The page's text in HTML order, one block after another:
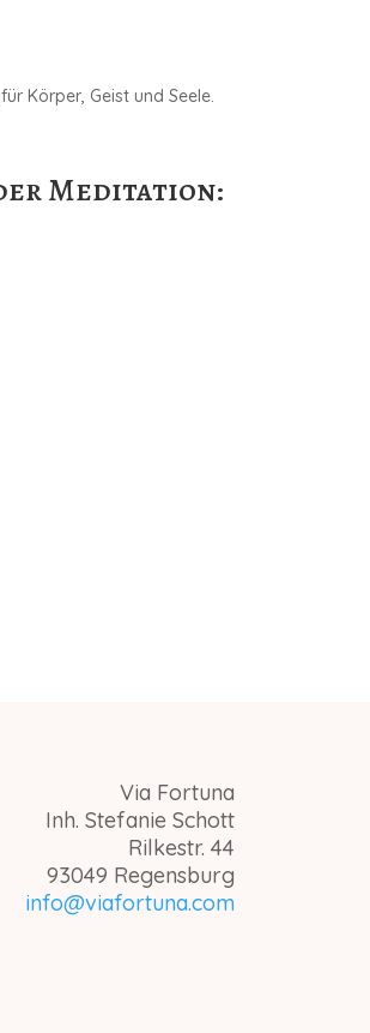
Körper, Geist und Seele.
Meditation:
Via Fortuna
Inh. Stefanie Schott
Rilkestr. 44
93049 Regensburg
info@viafortuna.com